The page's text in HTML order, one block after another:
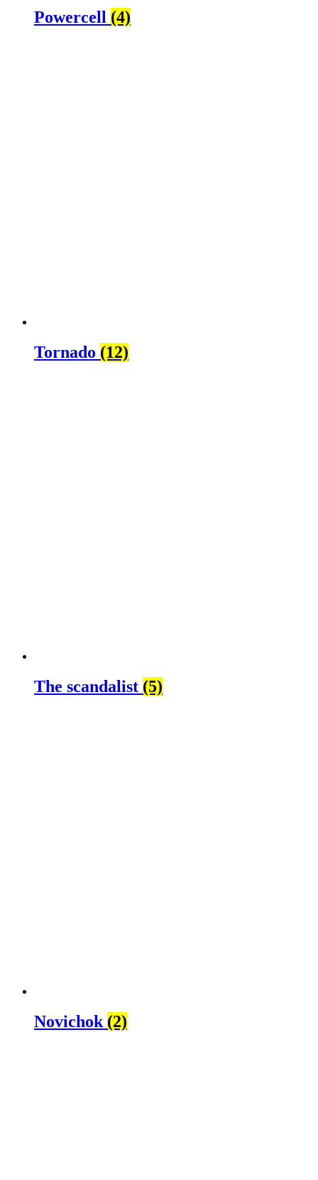
Powercell (4)
Tornado (12)
The scandalist (5)
Novichok (2)